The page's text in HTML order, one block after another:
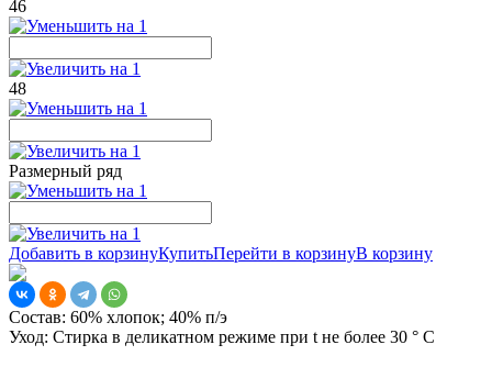
46
48
Размерный ряд
Добавить в корзинуКупитьПерейти в корзинуВ корзину
Состав: 60% хлопок; 40% п/э
Уход: Стирка в деликатном режиме при t не более 30 ° С